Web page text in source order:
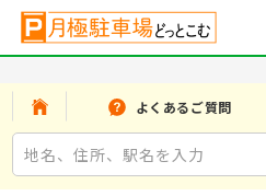
よくあるご質問